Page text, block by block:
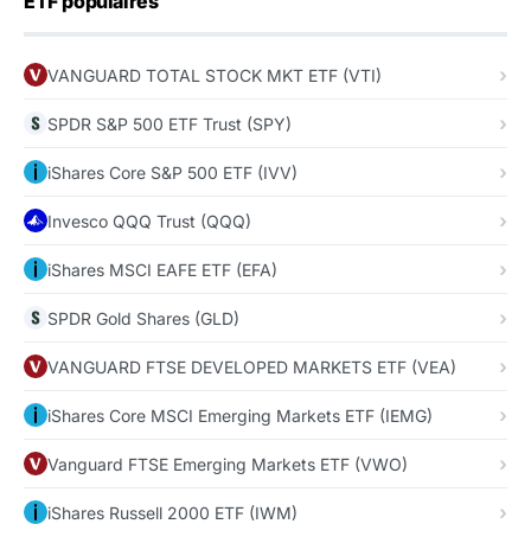
VANGUARD TOTAL STOCK MKT ETF (VTI)
SPDR S&P 500 ETF Trust (SPY)
iShares Core S&P 500 ETF (IVV)
Invesco QQQ Trust (QQQ)
iShares MSCI EAFE ETF (EFA)
SPDR Gold Shares (GLD)
VANGUARD FTSE DEVELOPED MARKETS ETF (VEA)
iShares Core MSCI Emerging Markets ETF (IEMG)
Vanguard FTSE Emerging Markets ETF (VWO)
iShares Russell 2000 ETF (IWM)